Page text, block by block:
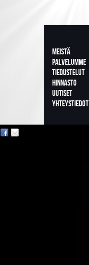
Meistä
PALVELUMME
TIEDUSTELUT
HINNASTO
uutiset
YHTEYSTIEDOT